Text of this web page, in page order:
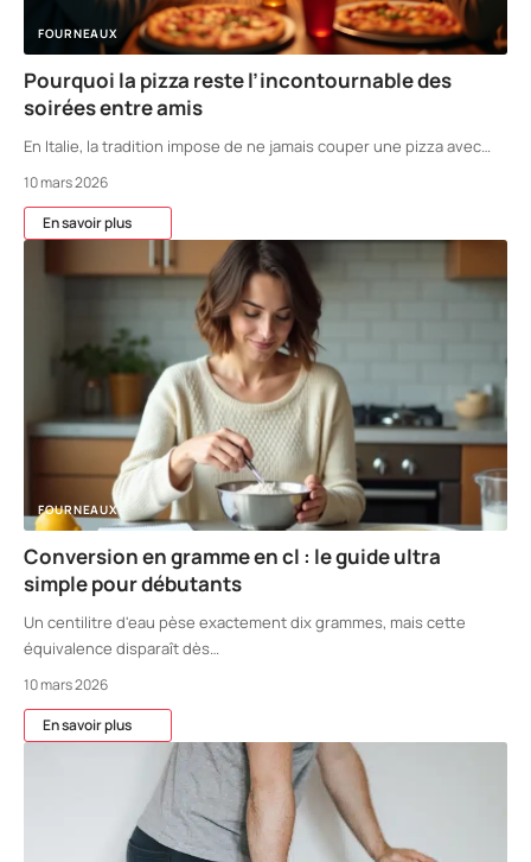
FOURNEAUX
Pourquoi la pizza reste l’incontournable des
soirées entre amis
En Italie, la tradition impose de ne jamais couper une pizza avec
10 mars 2026
En savoir plus
FOURNEAUX
Conversion en gramme en cl : le guide ultra
simple pour débutants
Un centilitre d'eau pèse exactement dix grammes, mais cette
équivalence disparaît dès…
10 mars 2026
En savoir plus